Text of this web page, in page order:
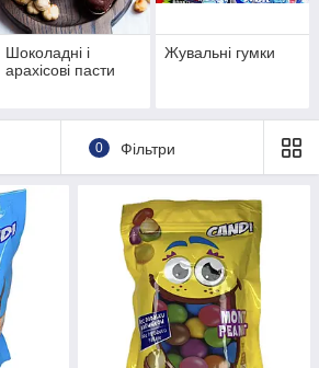
Шоколадні і
арахісові пасти
Жувальні гумки
0 Фільтри